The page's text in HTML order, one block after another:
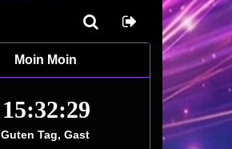
Moin Moin
Guten Tag, Gast